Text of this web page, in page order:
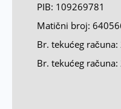
PIB: 109269781
Matični broj:
Br. tekućeg
Br. tekućeg